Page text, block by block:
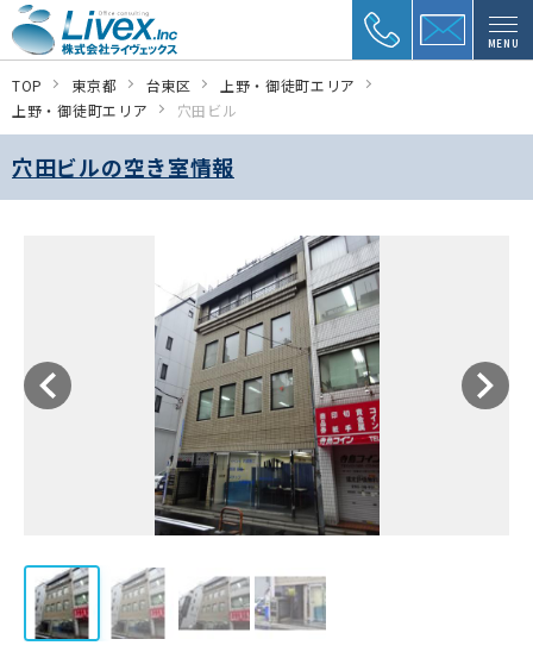
MENU
TOP 東京都 台東区
上野・御徒町エリア
上野・御徒町エリア
穴田ビル
穴田ビルの空き室情報